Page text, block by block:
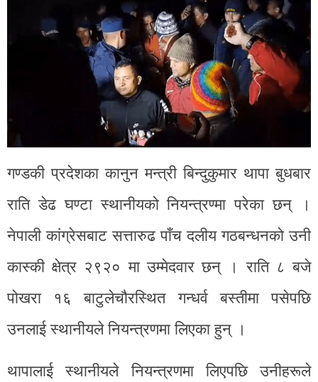
गण्डकी प्रदेशका कानुन मन्त्री बिन्दुकुमार थापा बुधबार
राति डेढ घण्टा स्थानीयको नियन्त्रण्मा परेका छन् ।
नेपाली कांग्रेसबाट सत्तारुढ पाँच दलीय गठबन्धनको उनी
कास्की क्षेत्र २९२० मा उम्मेदवार छन् । राति ८ बजे
पोखरा १६ बाटुलेचौरस्थित गन्धर्व बस्तीमा पसेपछि
उनलाई स्थानीयले नियन्त्रणमा लिएका हुन् ।
थापालाई स्थानीयले नियन्त्रणमा लिएपछि उनीहरूले